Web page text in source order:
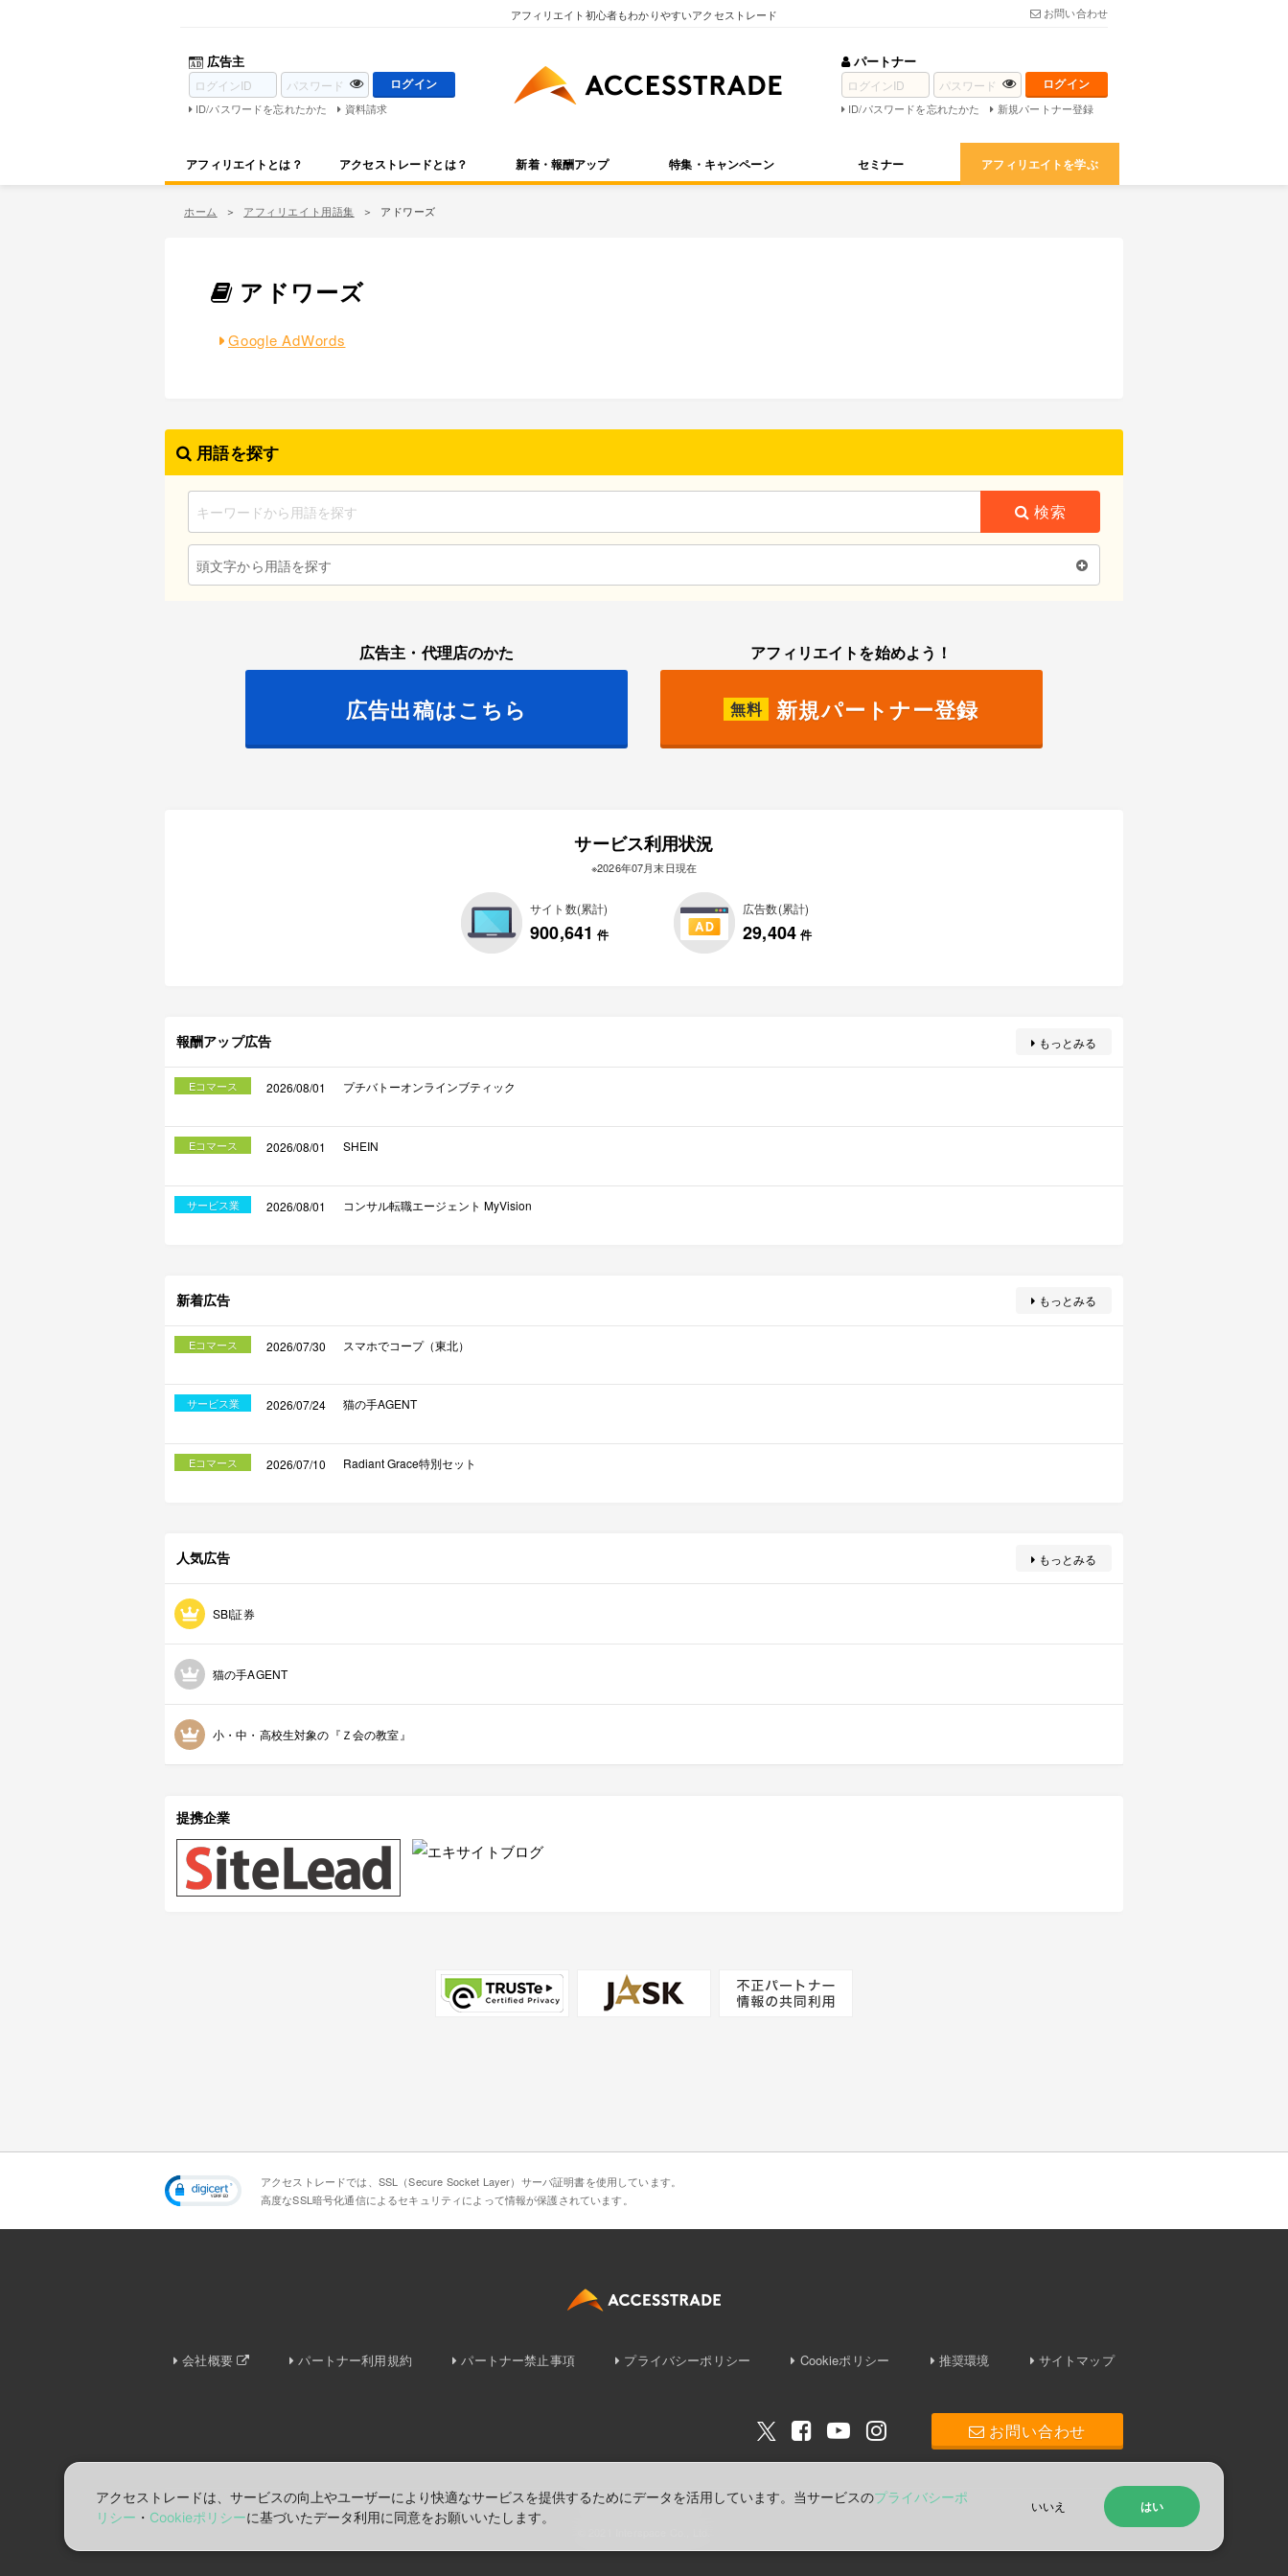
アフィリエイト初心者もわかりやすいアクセストレード お問い合わせ
広告主
ID/パスワードを忘れたかた 資料請求
パートナー
ID/パスワードを忘れたかた 新規パートナー登録
アフィリエイトとは？ アクセストレードとは？ 新着・報酬アップ 特集・キャンペーン セミナー アフィリエイトを学ぶ
ホーム アフィリエイト用語集 アドワーズ
アドワーズ
Google AdWords
用語を探す
検索
頭文字から用語を探す
アフィリエイトを始めよう！
無料 新規パートナー登録
広告主・代理店のかた
広告出稿はこちら
サービス利用状況
※2026年07月末日現在
サイト数(累計)
900,641 件
広告数(累計)
29,404 件
報酬アップ広告 もっとみる
Eコマース 2026/08/01 プチバトーオンラインブティック
Eコマース 2026/08/01 SHEIN
サービス業 2026/08/01 コンサル転職エージェント MyVision
新着広告 もっとみる
Eコマース 2026/07/30 スマホでコープ（東北）
サービス業 2026/07/24 猫の手AGENT
Eコマース 2026/07/10 Radiant Grace特別セット
人気広告 もっとみる
SBI証券
猫の手AGENT
小・中・高校生対象の『Ｚ会の教室』
提携企業
アクセストレードでは、SSL（Secure Socket Layer）サーバ証明書を使用しています。
高度なSSL暗号化通信によるセキュリティによって情報が保護されています。
会社概要 パートナー利用規約 パートナー禁止事項 プライバシーポリシー Cookieポリシー 推奨環境 サイトマップ
お問い合わせ
アクセストレードは、サービスの向上やユーザーにより快適なサービスを提供するためにデータを活用しています。当サービスのプライバシーポ
リシー ・ Cookieポリシーに基づいたデータ利⽤に同意をお願いいたします。
いいえ はい